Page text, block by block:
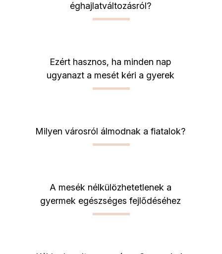
éghajlatváltozásról?
Ezért hasznos, ha minden nap
ugyanazt a mesét kéri a gyerek
Milyen városról álmodnak a fiatalok?
A mesék nélkülözhetetlenek a
gyermek egészséges fejlődéséhez